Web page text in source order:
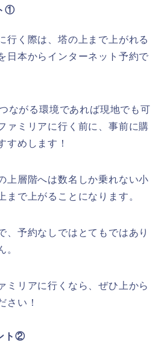
①
行く際は、塔の上まで上がれる
日本からインターネット予約で
ながる環境であれば現地でも可
ァミリアに行く前に、事前に購
すめします！
上層階へは数名しか乗れない小
まで上がることになります。
、予約なしではとてもではあり
。
ミリアに行くなら、ぜひ上から
さい！
ト②